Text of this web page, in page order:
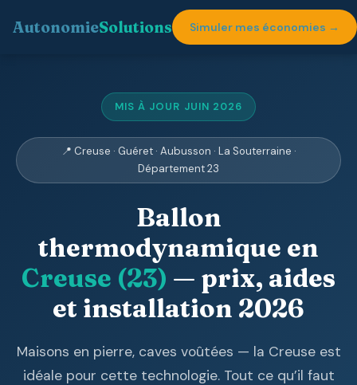
AutonomieSolutions Simuler mes économies →
MIS À JOUR JUIN 2026
📍 Creuse · Guéret · Aubusson · La Souterraine ·
Département 23
Ballon
thermodynamique en
Creuse (23) — prix, aides
et installation 2026
Maisons en pierre, caves voûtées — la Creuse est
idéale pour cette technologie. Tout ce qu’il faut